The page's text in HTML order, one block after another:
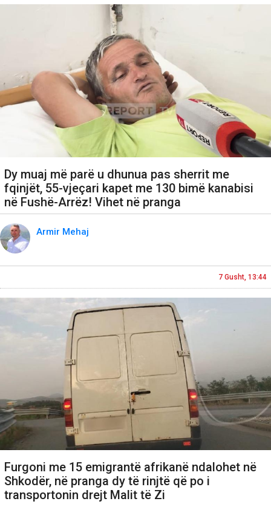
Dy muaj më parë u dhunua pas sherrit me
fqinjët, 55-vjeçari kapet me 130 bimë kanabisi
në Fushë-Arrëz! Vihet në pranga
Armir Mehaj
7 Gusht, 13:44
Furgoni me 15 emigrantë afrikanë ndalohet në
Shkodër, në pranga dy të rinjtë që po i
transportonin drejt Malit të Zi